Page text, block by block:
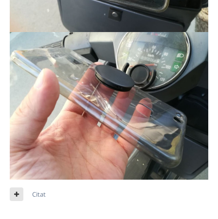
Citat